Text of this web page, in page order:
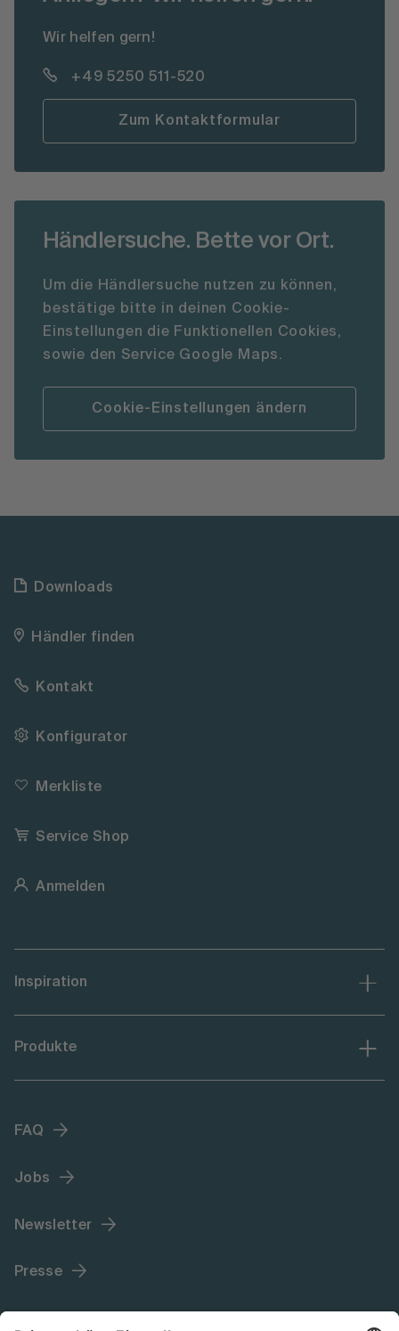
Wir helfen gern!
+49 5250 511-520
Zum Kontaktformular
Händlersuche. Bette vor Ort.
Um die Händlersuche nutzen zu können,
bestätige bitte in deinen Cookie-
Einstellungen die Funktionellen Cookies,
sowie den Service Google Maps.
Cookie-Einstellungen ändern
Downloads
Händler finden
Kontakt
Konfigurator
Merkliste
Service Shop
Anmelden
Inspiration
Produkte
FAQ
Jobs
Newsletter
Presse